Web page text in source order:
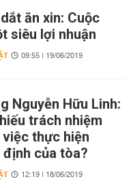
ăn xin: Cuộc
siêu lợi nhuận
09:55 | 19/06/2019
Nguyễn Hữu Linh:
trách nhiệm
thực hiện
định của tòa?
12:19 | 18/06/2019